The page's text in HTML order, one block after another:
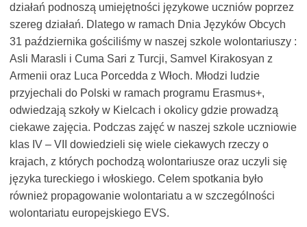
działań podnoszą umiejętności językowe uczniów poprzez
szereg działań. Dlatego w ramach Dnia Języków Obcych
31 października gościliśmy w naszej szkole wolontariuszy :
Asli Marasli i Cuma Sari z Turcji, Samvel Kirakosyan z
Armenii oraz Luca Porcedda z Włoch. Młodzi ludzie
przyjechali do Polski w ramach programu Erasmus+,
odwiedzają szkoły w Kielcach i okolicy gdzie prowadzą
ciekawe zajęcia. Podczas zajęć w naszej szkole uczniowie
klas IV – VII dowiedzieli się wiele ciekawych rzeczy o
krajach, z których pochodzą wolontariusze oraz uczyli się
języka tureckiego i włoskiego. Celem spotkania było
również propagowanie wolontariatu a w szczególności
wolontariatu europejskiego EVS.